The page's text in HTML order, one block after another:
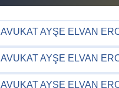
AVUKAT AYŞE ELVAN
AVUKAT AYŞE ELVAN
AVUKAT AYŞE ELVAN